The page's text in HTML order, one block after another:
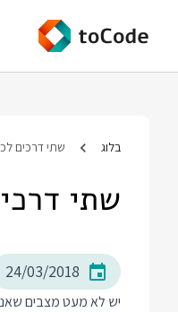
בלוג שתי דרכים
שתי
24/03/2018
יש לא מעט מצבים